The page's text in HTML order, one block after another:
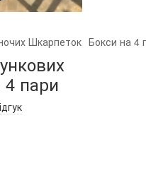
Шкарпеток Бокси на 4
пари